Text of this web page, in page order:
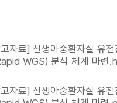
자료] 신생아중환자실 유
WGS) 분석 체계 마련
자료] 신생아중환자실 유